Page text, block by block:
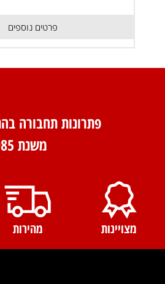
פרטים נוספים
פתרונות תחבורה
משנת 1985
מצויינות מהירות